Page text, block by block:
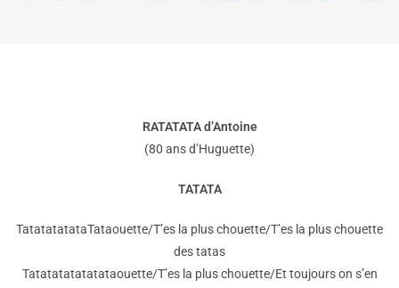
RATATATA d’Antoine
(80 ans d’Huguette)
TATATA
TatatatatataTataouette/T’es la plus chouette/T’es la plus chouette
des tatas
Tatatatatatatataouette/T’es la plus chouette/Et toujours on s’en